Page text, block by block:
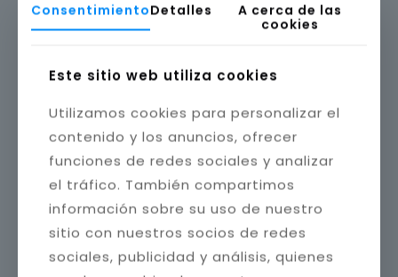
ConsentimientoDetalles
A cerca de las
cookies
Este sitio web utiliza cookies
Utilizamos cookies para personalizar el
contenido y los anuncios, ofrecer
funciones de redes sociales y analizar
el tráfico. También compartimos
información sobre su uso de nuestro
sitio con nuestros socios de redes
sociales, publicidad y análisis, quienes